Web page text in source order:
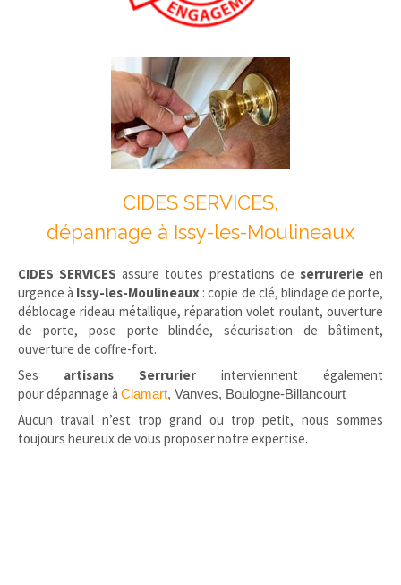
CIDES SERVICES,
dépannage à Issy-les-Moulineaux
CIDES SERVICESassure toutes prestations de serrurerieen
urgence à Issy-les-Moulineaux : copie de clé, blindage de porte,
déblocage rideau métallique, réparation volet roulant, ouverture
de porte, pose porte blindée, sécurisation de bâtiment,
ouverture de coffre-fort.
Ses artisans Serrurier interviennent également
pour dépannage à Clamart, Vanves, Boulogne-Billancourt
Aucun travail n’est trop grand ou trop petit, nous sommes
toujours heureux de vous proposer notre expertise.